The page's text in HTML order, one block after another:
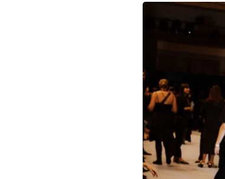
Victoria’s